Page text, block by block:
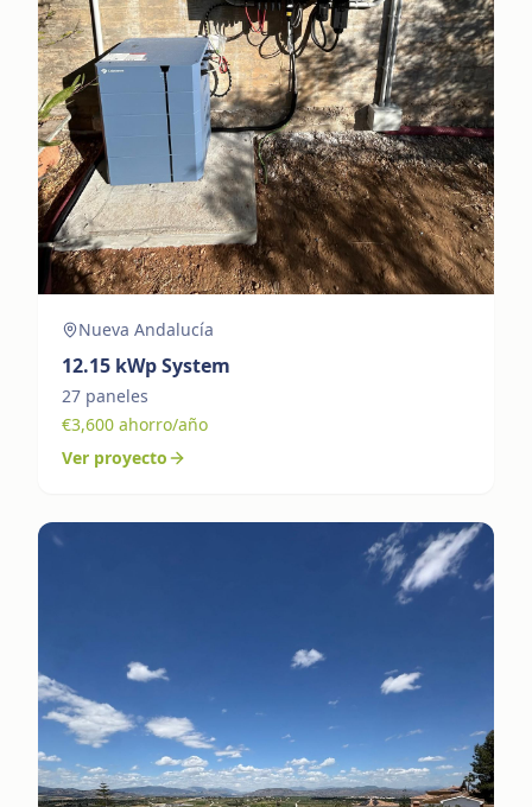
Nueva Andalucía
12.15 kWp System
27 paneles
€3,600 ahorro/año
Ver proyecto